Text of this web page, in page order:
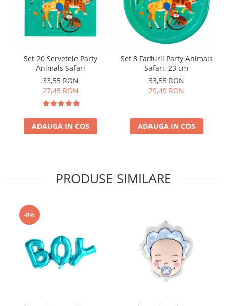
Set 20 Servetele Party
Animals Safari
33,55 RON
27,45 RON
ADAUGA IN COS
Set 8 Farfurii Party Animals
Safari, 23 cm
33,55 RON
29,49 RON
ADAUGA IN COS
PRODUSE SIMILARE
-8%